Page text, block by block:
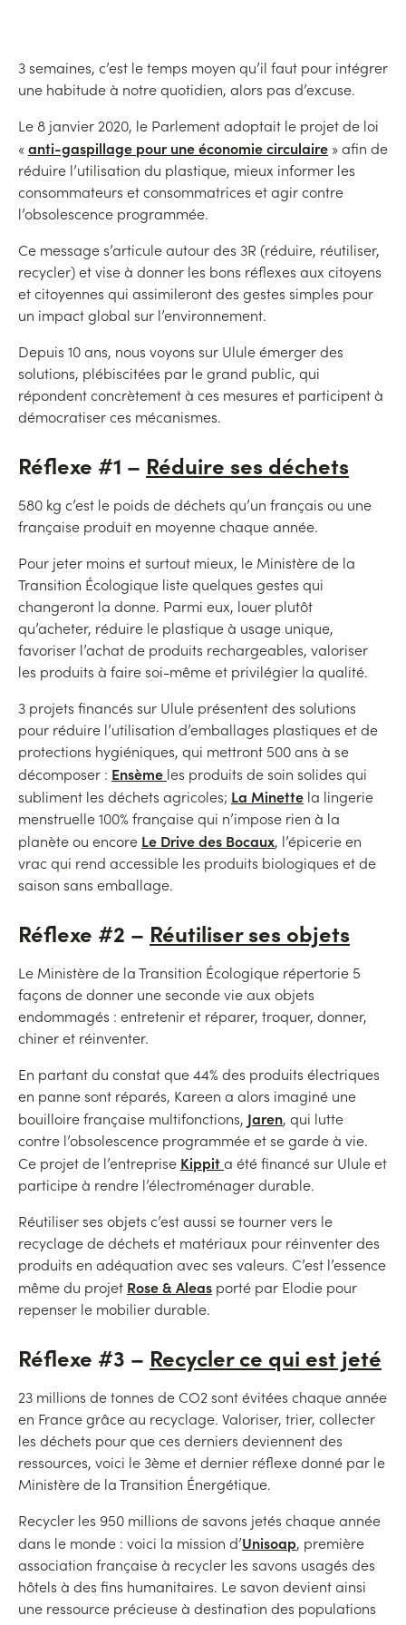
3 semaines, c’est le temps moyen qu’il faut pour intégrer
une habitude à notre quotidien, alors pas d’excuse.
Le 8 janvier 2020, le Parlement adoptait le projet de loi
«anti-gaspillage pour une économie circulaire » afin de
réduire l’utilisation du plastique, mieux informer les
consommateurs et consommatrices et agir contre
l’obsolescence programmée.
Ce message s’articule autour des 3R (réduire, réutiliser,
recycler) et vise à donner les bons réflexes aux citoyens
et citoyennes qui assimileront des gestes simples pour
un impact global sur l’environnement.
Depuis 10 ans, nous voyons sur Ulule émerger des
solutions, plébiscitées par le grand public, qui
répondent concrètement à ces mesures et participent à
démocratiser ces mécanismes.
Réflexe #1 – Réduire ses déchets
580 kg c’est le poids de déchets qu’un français ou une
française produit en moyenne chaque année.
Pour jeter moins et surtout mieux, le Ministère de la
Transition Écologique liste quelques gestes qui
changeront la donne. Parmi eux, louer plutôt
qu’acheter, réduire le plastique à usage unique,
favoriser l’achat de produits rechargeables, valoriser
les produits à faire soi-même et privilégier la qualité.
3 projets financés sur Ulule présentent des solutions
pour réduire l’utilisation d’emballages plastiques et de
protections hygiéniques, qui mettront 500 ans à se
décomposer : Ensème les produits de soin solides qui
subliment les déchets agricoles; La Minette la lingerie
menstruelle 100% française qui n’impose rien à la
planète ou encore Le Drive des Bocaux, l’épicerie en
vrac qui rend accessible les produits biologiques et de
saison sans emballage.
Réflexe #2 – Réutiliser ses objets
Le Ministère de la Transition Écologique répertorie 5
façons de donner une seconde vie aux objets
endommagés : entretenir et réparer, troquer, donner,
chiner et réinventer.
En partant du constat que 44% des produits électriques
en panne sont réparés, Kareen a alors imaginé une
bouilloire française multifonctions, Jaren, qui lutte
contre l’obsolescence programmée et se garde à vie.
Ce projet de l’entreprise Kippita été financé sur Ulule et
participe à rendre l’électroménager durable.
Réutiliser ses objets c’est aussi se tourner vers le
recyclage de déchets et matériaux pour réinventer des
produits en adéquation avec ses valeurs. C’est l’essence
même du projet Rose & Aleas porté par Elodie pour
repenser le mobilier durable.
Réflexe #3 – Recycler ce qui est jeté
23 millions de tonnes de CO2 sont évitées chaque année
en France grâce au recyclage. Valoriser, trier, collecter
les déchets pour que ces derniers deviennent des
ressources, voici le 3ème et dernier réflexe donné par le
Ministère de la Transition Énergétique.
Recycler les 950 millions de savons jetés chaque année
dans le monde : voici la mission d’Unisoap, première
association française à recycler les savons usagés des
hôtels à des fins humanitaires. Le savon devient ainsi
une ressource précieuse à destination des populations